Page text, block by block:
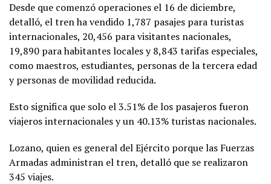
Desde que comenzó operaciones el 16 de diciembre,
detalló, el tren ha vendido 1,787 pasajes para turistas
internacionales, 20,456 para visitantes nacionales,
19,890 para habitantes locales y 8,843 tarifas especiales,
como maestros, estudiantes, personas de la tercera edad
y personas de movilidad reducida.
Esto significa que solo el 3.51% de los pasajeros fueron
viajeros internacionales y un 40.13% turistas nacionales.
Lozano, quien es general del Ejército porque las Fuerzas
Armadas administran el tren, detalló que se realizaron
345 viajes.